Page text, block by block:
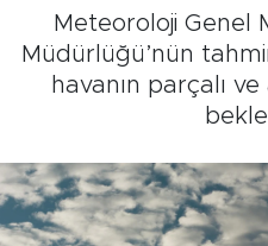
Meteoroloji Genel
Müdürlüğü’nün
havanın parçalı
Spor
Kültür Sanat
Tarihçe
Tüm Manşetler
Son Dakika Haberleri
Haber Arşivi